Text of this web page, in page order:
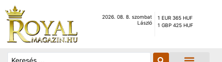
2026. 08. 8. szombat
László
1 EUR 365 HUF
1 GBP 425 HUF